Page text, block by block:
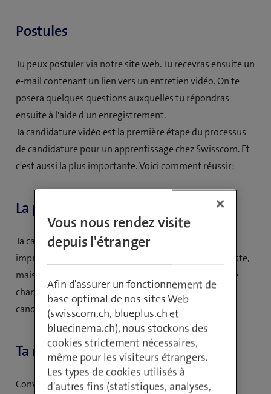
Postules
Tu peux postuler via notre site web. Tu recevras ensuite un
e-mail contenant un lien vers un entretien vidéo. On te
posera quelques questions auxquelles tu répondras
ensuite à l'aide d'un enregistrement.
Ta candidature vidéo est la première étape du processus
de candidature pour un apprentissage chez Swisscom. Et
c'est aussi la plus importante. Voici comment réussir:
La première impression compte
Ta candidature vidéo nous donne une première
impression – de toi et de ton aptitude à occuper le poste,
mais aussi de ta motivation pour le métier. Saisis cette
chance et démarque-toi des nombreuses autres
candidatures.
Ta motivation est déterminante
Convaincs-nous que tu es la personne idéale pour le
Vous nous rendez visite
depuis l'étranger
Afin d'assurer un fonctionnement de
base optimal de nos sites Web
(swisscom.ch, blueplus.ch et
bluecinema.ch), nous stockons des
cookies strictement nécessaires,
même pour les visiteurs étrangers.
Les types de cookies utilisés à
d'autres fins (statistiques, analyses,